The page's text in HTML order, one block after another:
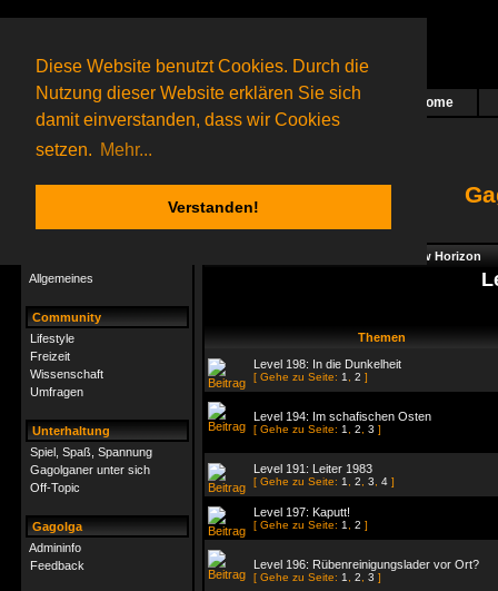
Diese Website benutzt Cookies. Durch die
Nutzung dieser Website erklären Sie sich
damit einverstanden, dass wir Cookies
setzen. Mehr...
Verstanden!
Das nächste Rätsel ist in Arbeit Home
70 Gagolganeronline(0 registrierte und 70 Gäste)
Gagolganer:
9732Rätsel online:
Allgemeines
Community
Lifestyle
Freizeit
Wissenschaft
Umfragen
Unterhaltung
Spiel, Spaß, Spannung
Gagolganer unter sich
Off-Topic
Gagolga
Admininfo
Feedback
Gagolga - New Horizon
Themen
Level 198: In die Dunkelheit
[ Gehe zu Seite: 1 2 ]
Level 194: Im schafischen Osten
[ Gehe zu Seite: 1 2 3 ]
Level 191: Leiter 1983
[ Gehe zu Seite: 1 2 3 4 ]
Level 197: Kaputt!
[ Gehe zu Seite: 1 2 ]
Level 196: Rübenreinigungslader vor Ort?
[ Gehe zu Seite: 1 2 3 ]